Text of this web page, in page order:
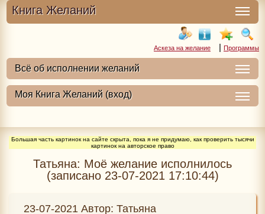
Книга Желаний
Аскеза на желание | Программы
Большая часть картинок на сайте скрыта, пока я не придумаю, как проверить тысячи
картинок на авторское право
Татьяна: Моё желание исполнилось
(записано 23-07-2021 17:10:44)
23-07-2021 Автор: Татьяна